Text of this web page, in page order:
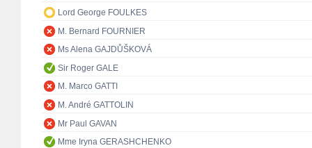
Lord George FOULKES
M. Bernard FOURNIER
Ms Alena GAJDŮŠKOVÁ
Sir Roger GALE
M. Marco GATTI
M. André GATTOLIN
Mr Paul GAVAN
Mme Iryna GERASHCHENKO